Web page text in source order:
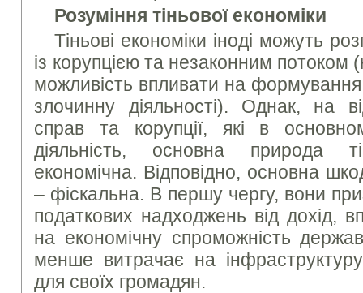
Розуміння тіньової економіки
Тіньові економіки іноді можуть
із корупцією та незаконним потоком
можливість впливати на формування
злочинну діяльності). Однак, на
справ та корупції, які в
діяльність, основна природа
економічна. Відповідно, основна
– фіскальна. В першу чергу, вони
податкових надходжень від дохід,
на економічну спроможність
менше витрачає на
для своїх громадян.